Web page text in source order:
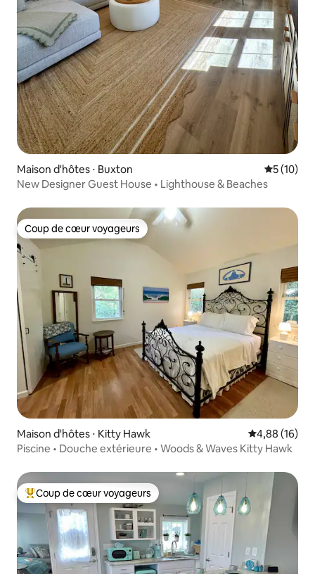
Maison d'hôtes ⋅ Buxton
5 (10)
New Designer Guest House • Lighthouse & Beaches
Coup de cœur voyageurs
Coup de cœur voyageurs
Maison d'hôtes ⋅ Kitty Hawk Évaluation
4,88 (16)
Piscine • Douche extérieure • Woods & Waves Kitty Hawk
Coups de cœur voyageurs les plus appréciés
Coup de cœur voyageurs